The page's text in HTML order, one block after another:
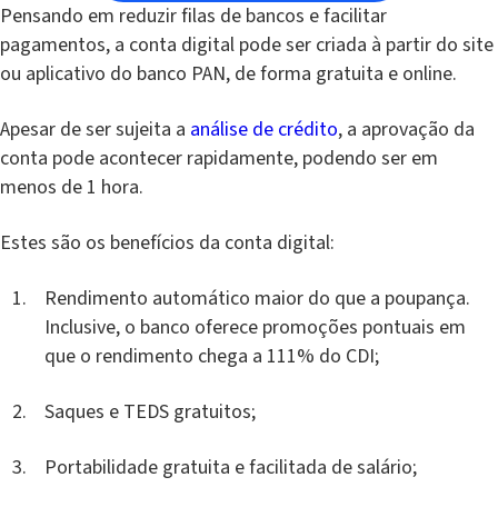
Pensando em reduzir filas de bancos e facilitar
pagamentos, a conta digital pode ser criada à partir do site
ou aplicativo do banco PAN, de forma gratuita e online.
Apesar de ser sujeita a análise de crédito, a aprovação da
conta pode acontecer rapidamente, podendo ser em
menos de 1 hora.
Estes são os benefícios da conta digital:
Rendimento automático maior do que a poupança.
Inclusive, o banco oferece promoções pontuais em
que o rendimento chega a 111% do CDI;
Saques e TEDS gratuitos;
Portabilidade gratuita e facilitada de salário;